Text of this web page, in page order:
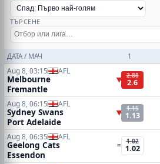
ТЪРСЕНЕ
ДАТА / МАЧ 1
Aug 8, 03:15 AFL
Melbourne
Fremantle
▼ 2.88
2.6
Aug 8, 06:15 AFL
Sydney Swans
Port Adelaide
▼ 1.15
1.13
Aug 8, 06:35 AFL
Geelong Cats
Essendon
= 1.02
1.02